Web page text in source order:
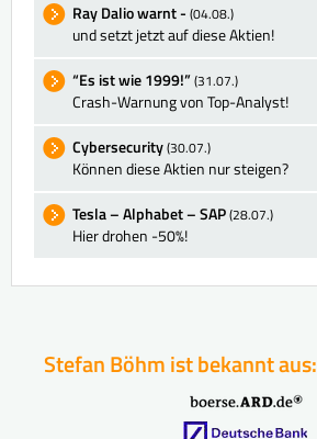
Ray Dalio warnt - (04.08.)
und setzt jetzt auf diese Aktien!
“Es ist wie 1999!”(31.07.)
Crash-Warnung von Top-Analyst!
Cybersecurity(30.07.)
Können diese Aktien nur steigen?
Tesla – Alphabet – SAP(28.07.)
Hier drohen -50%!
Stefan Böhm ist bekannt aus: